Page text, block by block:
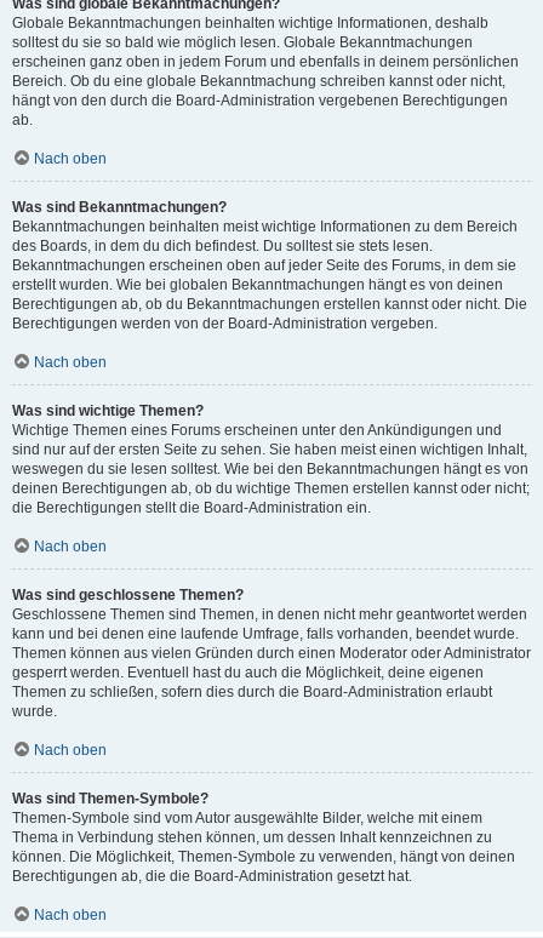
Was sind globale Bekanntmachungen?
Globale Bekanntmachungen beinhalten wichtige Informationen, deshalb
solltest du sie so bald wie möglich lesen. Globale Bekanntmachungen
erscheinen ganz oben in jedem Forum und ebenfalls in deinem persönlichen
Bereich. Ob du eine globale Bekanntmachung schreiben kannst oder nicht,
hängt von den durch die Board-Administration vergebenen Berechtigungen
ab.
Nach oben
Was sind Bekanntmachungen?
Bekanntmachungen beinhalten meist wichtige Informationen zu dem Bereich
des Boards, in dem du dich befindest. Du solltest sie stets lesen.
Bekanntmachungen erscheinen oben auf jeder Seite des Forums, in dem sie
erstellt wurden. Wie bei globalen Bekanntmachungen hängt es von deinen
Berechtigungen ab, ob du Bekanntmachungen erstellen kannst oder nicht. Die
Berechtigungen werden von der Board-Administration vergeben.
Nach oben
Was sind wichtige Themen?
Wichtige Themen eines Forums erscheinen unter den Ankündigungen und
sind nur auf der ersten Seite zu sehen. Sie haben meist einen wichtigen Inhalt,
weswegen du sie lesen solltest. Wie bei den Bekanntmachungen hängt es von
deinen Berechtigungen ab, ob du wichtige Themen erstellen kannst oder nicht;
die Berechtigungen stellt die Board-Administration ein.
Nach oben
Was sind geschlossene Themen?
Geschlossene Themen sind Themen, in denen nicht mehr geantwortet werden
kann und bei denen eine laufende Umfrage, falls vorhanden, beendet wurde.
Themen können aus vielen Gründen durch einen Moderator oder Administrator
gesperrt werden. Eventuell hast du auch die Möglichkeit, deine eigenen
Themen zu schließen, sofern dies durch die Board-Administration erlaubt
wurde.
Nach oben
Was sind Themen-Symbole?
Themen-Symbole sind vom Autor ausgewählte Bilder, welche mit einem
Thema in Verbindung stehen können, um dessen Inhalt kennzeichnen zu
können. Die Möglichkeit, Themen-Symbole zu verwenden, hängt von deinen
Berechtigungen ab, die die Board-Administration gesetzt hat.
Nach oben